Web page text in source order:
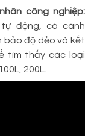
công nghiệp:
động, có cánh
bảo độ dẻo và kết
tìm thấy các loại
200L.